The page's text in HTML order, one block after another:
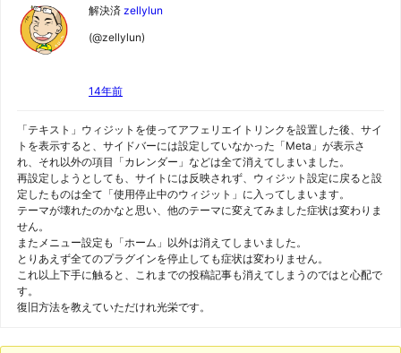
解決済 zellylun
(@zellylun)
14年前
「テキスト」ウィジットを使ってアフェリエイトリンクを設置した後、サイ
トを表示すると、サイドバーには設定していなかった「Meta」が表示さ
れ、それ以外の項目「カレンダー」などは全て消えてしまいました。
再設定しようとしても、サイトには反映されず、ウィジット設定に戻ると設
定したものは全て「使用停止中のウィジット」に入ってしまいます。
テーマが壊れたのかなと思い、他のテーマに変えてみました症状は変わりま
せん。
またメニュー設定も「ホーム」以外は消えてしまいました。
とりあえず全てのプラグインを停止しても症状は変わりません。
これ以上下手に触ると、これまでの投稿記事も消えてしまうのではと心配で
す。
復旧方法を教えていただけれ光栄です。